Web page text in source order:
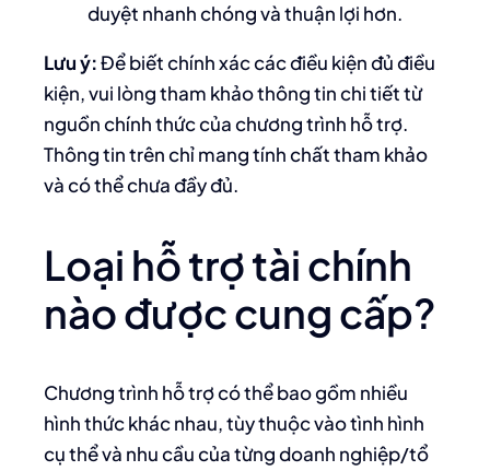
duyệt nhanh chóng và thuận lợi hơn.
Lưu ý:Để biết chính xác các điều kiện đủ điều
kiện, vui lòng tham khảo thông tin chi tiết từ
nguồn chính thức của chương trình hỗ trợ.
Thông tin trên chỉ mang tính chất tham khảo
và có thể chưa đầy đủ.
Loại hỗ trợ tài chính
nào được cung cấp?
Chương trình hỗ trợ có thể bao gồm nhiều
hình thức khác nhau, tùy thuộc vào tình hình
cụ thể và nhu cầu của từng doanh nghiệp/tổ